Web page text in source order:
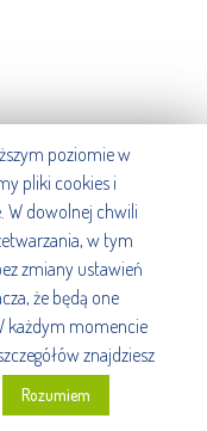
poziomie w
pliki cookies i
W dowolnej chwili
w tym
zmiany ustawień
że będą one
każdym momencie
znajdziesz
Rozumiem